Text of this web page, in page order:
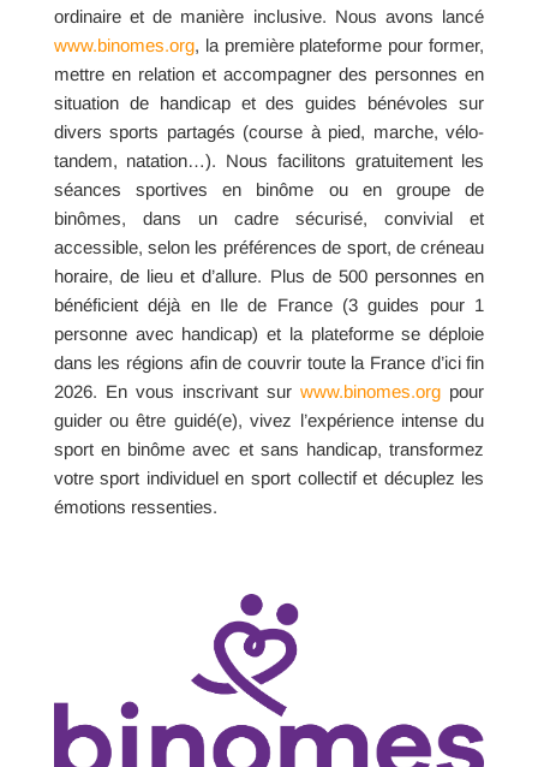
ordinaire et de manière inclusive. Nous avons lancé
www.binomes.org, la première plateforme pour former,
mettre en relation et accompagner des personnes en
situation de handicap et des guides bénévoles sur
divers sports partagés (course à pied, marche, vélo-
tandem, natation…). Nous facilitons gratuitement les
séances sportives en binôme ou en groupe de
binômes, dans un cadre sécurisé, convivial et
accessible, selon les préférences de sport, de créneau
horaire, de lieu et d’allure. Plus de 500 personnes en
bénéficient déjà en Ile de France (3 guides pour 1
personne avec handicap) et la plateforme se déploie
dans les régions afin de couvrir toute la France d’ici fin
2026. En vous inscrivant surwww.binomes.org pour
guider ou être guidé(e), vivez l’expérience intense du
sport en binôme avec et sans handicap, transformez
votre sport individuel en sport collectif et décuplez les
émotions ressenties.